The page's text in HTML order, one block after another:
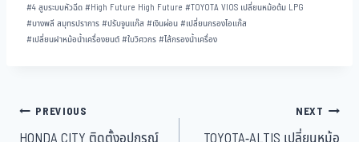
#4 สูบระบบหัวฉีด#High Future High Future #TOYOTA VIOS เปลี่ยนหม้อต้ม LPG
#บางพลี สมุทรปราการ#ปรับจูนแก๊ส #เงินผ่อน#เปลี่ยนกรองไอแก๊ส
#เปลี่ยนฝาหม้อน้ำเครื่องยนต์#ใบวิศวกร#ไส้กรองน้ำเครื่อง
PREVIOUS NEXT